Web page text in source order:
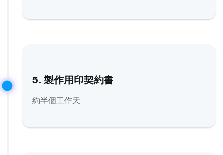
5. 製作用印契約書
約半個工作天